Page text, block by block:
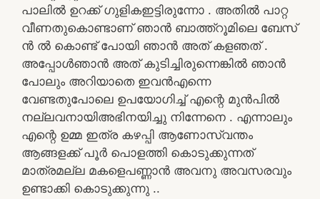
പാലിൽ ഉറക്ക് ഗുളികഇട്ടിരുന്നോ . അതിൽ പാറ്റ
വീണതുകൊണ്ടാണ് ഞാൻ ബാത്ത്റൂമിലെ ബേസ്
ൻ ൽ കൊണ്ട് പോയി ഞാൻ അത് കളഞത് .
അപ്പോൾഞാൻ അത് കുടിച്ചിരുന്നെങ്കിൽ ഞാൻ
പോലും അറിയാതെ ഇവൻഎന്നെ
വേണ്ടതുപോലെ ഉപയോഗിച്ച് എന്റെ മുൻപിൽ
നല്ലവനായിഅഭിനയിച്ചു നിന്നേനെ . എന്നാലും
എന്റെ ഉമ്മ ഇത്ര കഴപ്പി ആണോസ്വന്തം
ആങ്ങളക്ക് പൂർ പൊളത്തി കൊടുക്കുന്നത്
മാത്രമല്ല മകളെപണ്ണാൻ അവനു അവസരവും
ഉണ്ടാക്കി കൊടുക്കുന്നു ..